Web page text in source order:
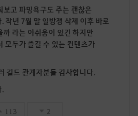
보고 파밍욕구도 주는 괜찮은
작년 7월 말 일방쟁 삭제 이후 바로
라는 아쉬움이 있긴 하지만
모두가 즐길 수 있는 컨텐츠가
길드 관계자분들 감사합니다.
.
113 2